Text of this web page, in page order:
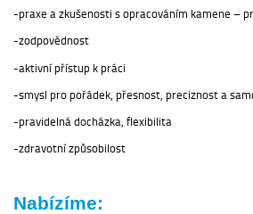
praxe a zkušenosti s opracováním kamene –
zodpovědnost
aktivní přístup k práci
smysl pro pořádek, přesnost, preciznost a
pravidelná docházka, flexibilita
zdravotní způsobilost
Nabízíme: